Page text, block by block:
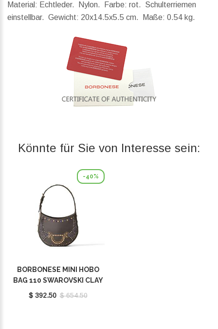
Material: Echtleder. Nylon. Farbe: rot. Schulterriemen
einstellbar. Gewicht: 20x14.5x5.5 cm. Maße: 0.54 kg.
Könnte für Sie von Interesse sein:
-40%
BORBONESE MINI HOBO
BAG 110 SWAROVSKI CLAY
GREY 923047AT3Z54
$ 392.50 $ 654.50